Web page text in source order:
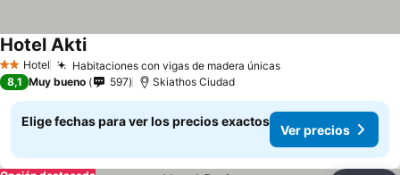
2 Estrellas
Hotel Habitaciones con vigas de madera únicas
Hotel Akti
8,1 Muy bueno 597 Skiathos Ciudad
Elige fechas para ver los precios exactos
Ver precios